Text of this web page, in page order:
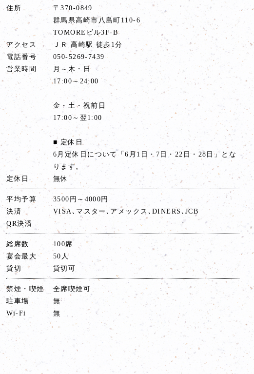
住所
〒370-0849
群馬県高崎市八島町110-6
TOMOREビル3F-B
アクセス
ＪＲ 高崎駅 徒歩1分
電話番号
050-5269-7439
営業時間
月～木・日
17:00～24:00
金・土・祝前日
17:00～翌1:00
■ 定休日
6月定休日について「6月1日・7日・22日・28日」とな
ります。
定休日
無休
平均予算
3500円～4000円
決済
VISA､マスター､アメックス､DINERS､JCB
QR決済
総席数
100席
宴会最大
50人
貸切
貸切可
禁煙・喫煙
全席喫煙可
駐車場
無
Wi-Fi
無